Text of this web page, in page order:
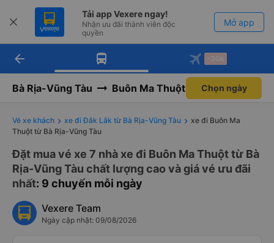
Tải app Vexere ngay!
Nhận ưu đãi thành viên độc
quyền
Mở app
Tải app Vexere
-30k/ghế khi đặt vé máy bay qua
Mở app
arrow_back -30k
Bà Rịa-Vũng Tàu Buôn Ma Thuột Chọn ngày
Vé xe khách xe đi Đắk Lắk từ Bà Rịa-Vũng Tàu
xe đi Buôn Ma
Thuột từ Bà Rịa-Vũng Tàu
Đặt mua vé xe 7 nhà xe đi Buôn Ma Thuột từ Bà
Rịa-Vũng Tàu chất lượng cao và giá vé ưu đãi
nhất: 9 chuyến mỗi ngày
Vexere Team
Ngày cập nhật: 09/08/2026